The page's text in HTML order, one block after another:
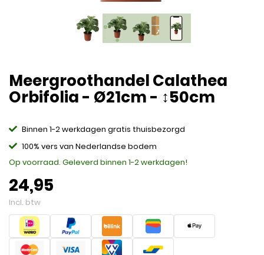
Meergroothandel Calathea
Orbifolia - Ø21cm - ↕50cm
Binnen 1-2 werkdagen gratis thuisbezorgd
100% vers van Nederlandse bodem
Op voorraad. Geleverd binnen 1-2 werkdagen!
24,95
Incl. btw